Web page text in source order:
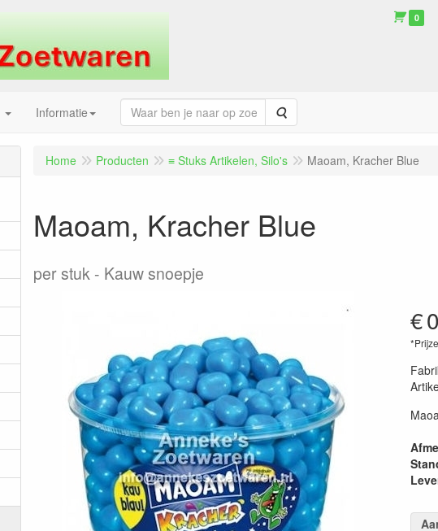
0
Informatie Zoeken
Home Producten ≡ Stuks Artikelen, Silo's Maoam, Kracher Blue
Maoam, Kracher Blue
per stuk Kauw snoepje
€